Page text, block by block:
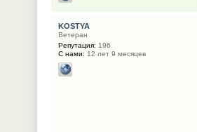
KOSTYA
Ветеран
Репутация: 196
С нами: 12 лет 9 месяцев